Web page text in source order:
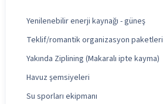
Yenilenebilir enerji kaynağı - güneş
Teklif/romantik organizasyon paketleri
Yakında Ziplining (Makaralı ipte kayma)
Havuz şemsiyeleri
Su sporları ekipmanı